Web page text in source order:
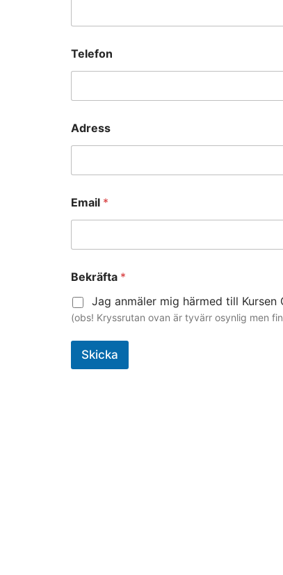
Telefon
A
d
s
E
m
i
Adress
Email *
Bekräfta *
Jag anmäler mig härmed till Kursen
(obs! Kryssrutan ovan är tyvärr osynlig men
Skicka